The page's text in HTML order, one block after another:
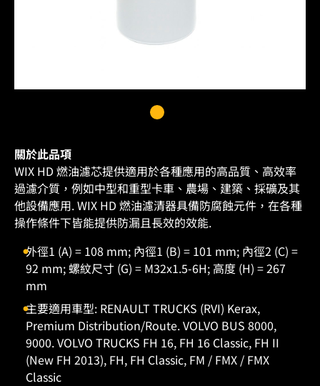
關於此品項
WIX HD 燃油濾芯提供適用於各種應用的高品質、高效率
過濾介質，例如中型和重型卡車、農場、建築、採礦及其
他設備應用. WIX HD 燃油濾清器具備防腐蝕元件，在各種
操作條件下皆能提供防漏且長效的效能.
外徑1 (A) = 108 mm; 內徑1 (B) = 101 mm; 內徑2 (C) =
92 mm; 螺紋尺寸 (G) = M32x1.5-6H; 高度 (H) = 267
mm
主要適用車型: RENAULT TRUCKS (RVI) Kerax,
Premium Distribution/Route. VOLVO BUS 8000,
9000. VOLVO TRUCKS FH 16, FH 16 Classic, FH II
(New FH 2013), FH, FH Classic, FM / FMX / FMX
Classic